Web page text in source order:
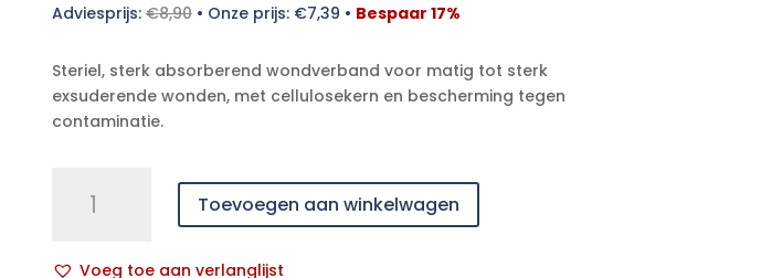
Adviesprijs:€8,90• Onze prijs: €7,39 • Bespaar 17%
Steriel, sterk absorberend wondverband voor matig tot sterk
exsuderende wonden, met cellulosekern en bescherming tegen
contaminatie.
Toevoegen aan winkelwagen
Voeg toe aan verlanglijst